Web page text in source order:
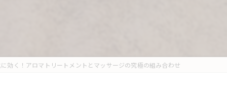
効く！アロマトリートメントとマッサージの究極の組み合わせ